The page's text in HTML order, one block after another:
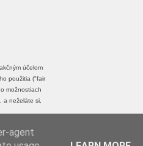
účelom
použitia ("fair
možnostiach
a neželáte si,
agent